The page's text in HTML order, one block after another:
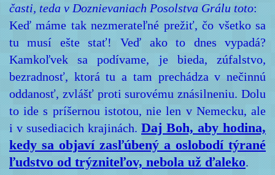
časti, teda v Doznievaniach Posolstva Grálu toto:
Keď máme tak nezmerateľné prežiť, čo všetko sa
tu musí ešte stať! Veď ako to dnes vypadá?
Kamkoľvek sa podívame, je bieda, zúfalstvo,
bezradnosť, ktorá tu a tam prechádza v nečinnú
oddanosť, zvlášť proti surovému znásilneniu. Dolu
to ide s príšernou istotou, nie len v Nemecku, ale
i v susediacich krajinách.Daj Boh, aby hodina,
kedy sa objaví zasľúbený a oslobodí týrané
ľudstvo od trýzniteľov, nebola už ďaleko.